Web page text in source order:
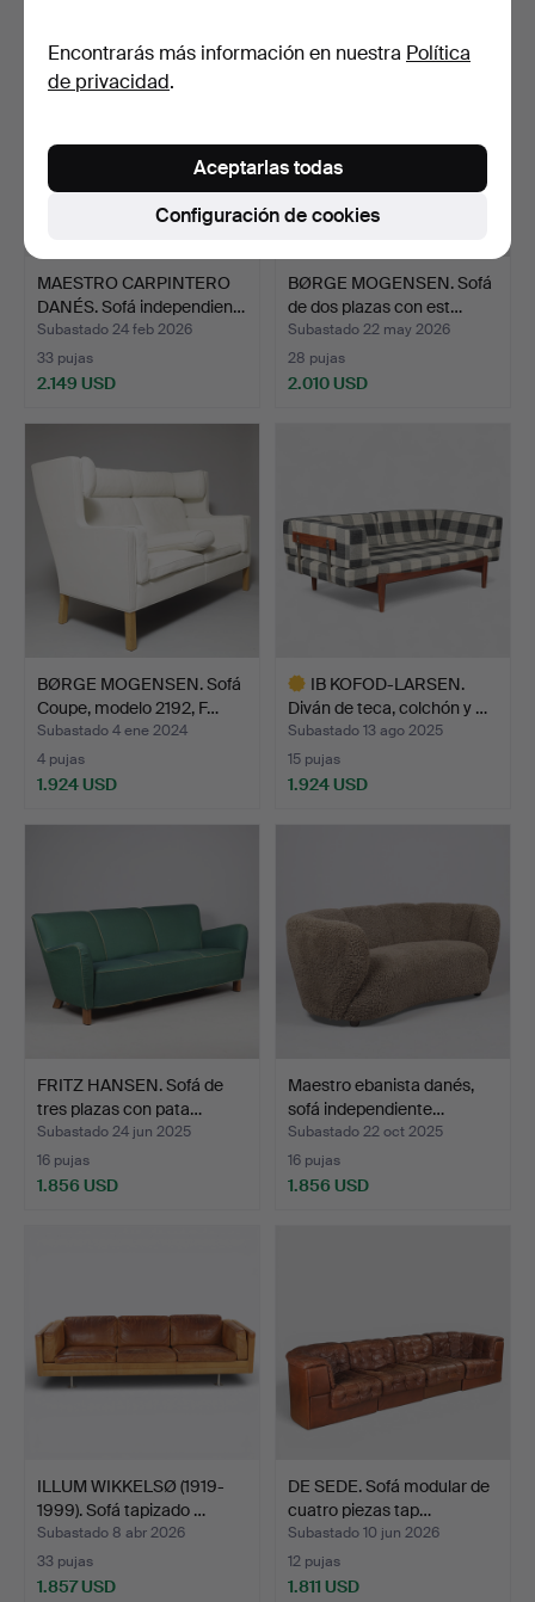
MAESTRO CARPINTERO
DANÉS. Sofá independien…
Subastado 24 feb 2026
33 pujas
2.149 USD
BØRGE MOGENSEN. Sofá
de dos plazas con est…
Subastado 22 may 2026
28 pujas
2.010 USD
BØRGE MOGENSEN. Sofá
Coupe, modelo 2192, F…
Subastado 4 ene 2024
4 pujas
1.924 USD
IB KOFOD-LARSEN.
Diván de teca, colchón y …
Subastado 13 ago 2025
15 pujas
1.924 USD
FRITZ HANSEN. Sofá de
tres plazas con pata…
Subastado 24 jun 2025
16 pujas
1.856 USD
Maestro ebanista danés,
sofá independiente…
Subastado 22 oct 2025
16 pujas
1.856 USD
ILLUM WIKKELSØ (1919-
1999). Sofá tapizado …
Subastado 8 abr 2026
33 pujas
1.857 USD
DE SEDE. Sofá modular de
cuatro piezas tap…
Subastado 10 jun 2026
12 pujas
1.811 USD
Encontrarás más información en nuestra Política
de privacidad.
Configuración de cookies
Aceptarlas todas